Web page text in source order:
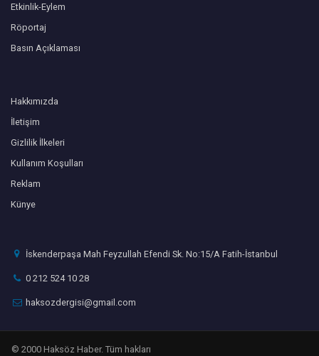
Etkinlik-Eylem
Röportaj
Basın Açıklaması
Hakkımızda
İletişim
Gizlilik İlkeleri
Kullanım Koşulları
Reklam
Künye
İskenderpaşa Mah Feyzullah Efendi Sk. No:15/A Fatih-İstanbul
0 212 524 10 28
haksozdergisi@gmail.com
© 2000 Haksöz Haber. Tüm hakları